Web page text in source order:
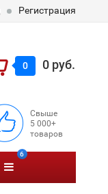
Регистрация
0 0 руб.
Свыше
5 000+
товаров
6